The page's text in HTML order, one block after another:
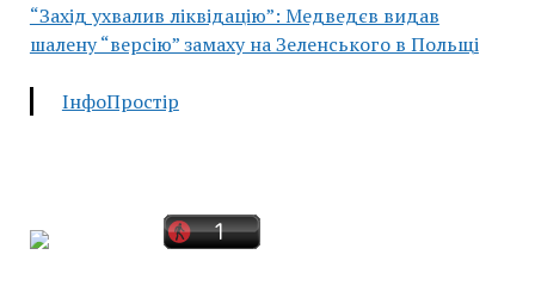
“Захід ухвалив ліквідацію”: Медведєв видав
шалену “версію” замаху на Зеленського в Польщі
ІнфоПростір